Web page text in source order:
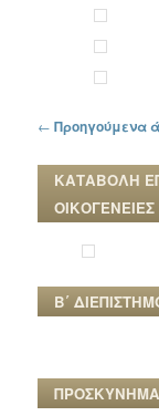
Πλοήγηση στα
← Προηγούμενα
ΚΑΤΑΒΟΛΗ
ΟΙΚΟΓΕΝΕΙΕΣ
Β΄